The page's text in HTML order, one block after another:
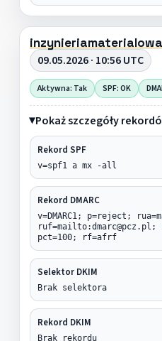
09.05.2026 · 10:56 UTC
Aktywna: Tak SPF: OK
Pokaż szczegóły
Rekord SPF
v=spf1 a mx -all
Rekord DMARC
v=DMARC1; p=reject;
pct=100; rf=afrf
Selektor DKIM
Brak selektora
Rekord DKIM
Brak rekordu